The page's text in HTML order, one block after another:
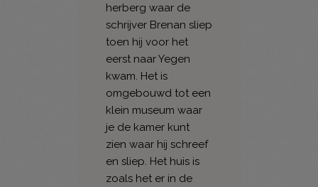
herberg waar de
schrijver Brenan sliep
toen hij voor het
eerst naar Yegen
kwam. Het is
omgebouwd tot een
klein museum waar
je de kamer kunt
zien waar hij schreef
en sliep. Het huis is
zoals het er in de